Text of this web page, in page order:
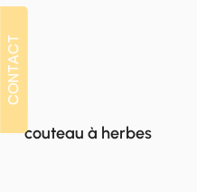
couteau à herbes
CONTACT
CONTACT